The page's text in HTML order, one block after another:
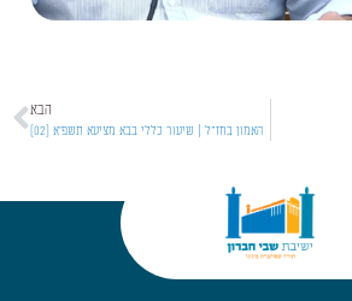
הבא
האמון בחז"ל | שיעור כללי בבא מציעא תשפ'א [02]